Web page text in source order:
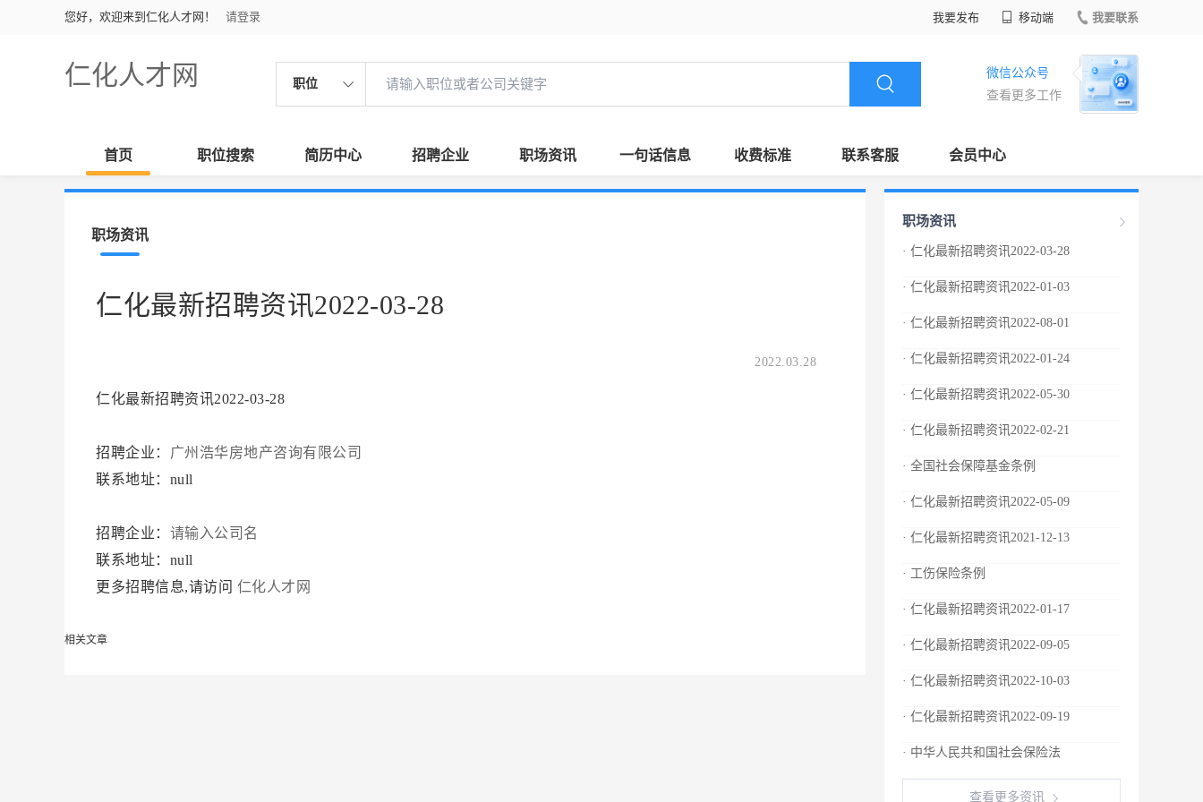
您好，欢迎来到仁化人才网！ 请登录 我要发布 移动端 我要联系
仁化人才网 职位
微信公众号
查看更多工作
首页 职位搜索 简历中心 招聘企业 职场资讯 一句话信息 收费标准 联系客服 会员中心
职场资讯
仁化最新招聘资讯2022-03-28
2022.03.28
仁化最新招聘资讯2022-03-28
招聘企业： 广州浩华房地产咨询有限公司
联系地址：null
招聘企业： 请输入公司名
联系地址：null
更多招聘信息,请访问 仁化人才网
相关文章
职场资讯
· 仁化最新招聘资讯2022-03-28
· 仁化最新招聘资讯2022-01-03
· 仁化最新招聘资讯2022-08-01
· 仁化最新招聘资讯2022-01-24
· 仁化最新招聘资讯2022-05-30
· 仁化最新招聘资讯2022-02-21
· 全国社会保障基金条例
· 仁化最新招聘资讯2022-05-09
· 仁化最新招聘资讯2021-12-13
· 工伤保险条例
· 仁化最新招聘资讯2022-01-17
· 仁化最新招聘资讯2022-09-05
· 仁化最新招聘资讯2022-10-03
· 仁化最新招聘资讯2022-09-19
· 中华人民共和国社会保险法
查看更多资讯